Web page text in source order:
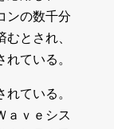
ンの数千分
とされ、
ている。
ている。
ａｖｅシス